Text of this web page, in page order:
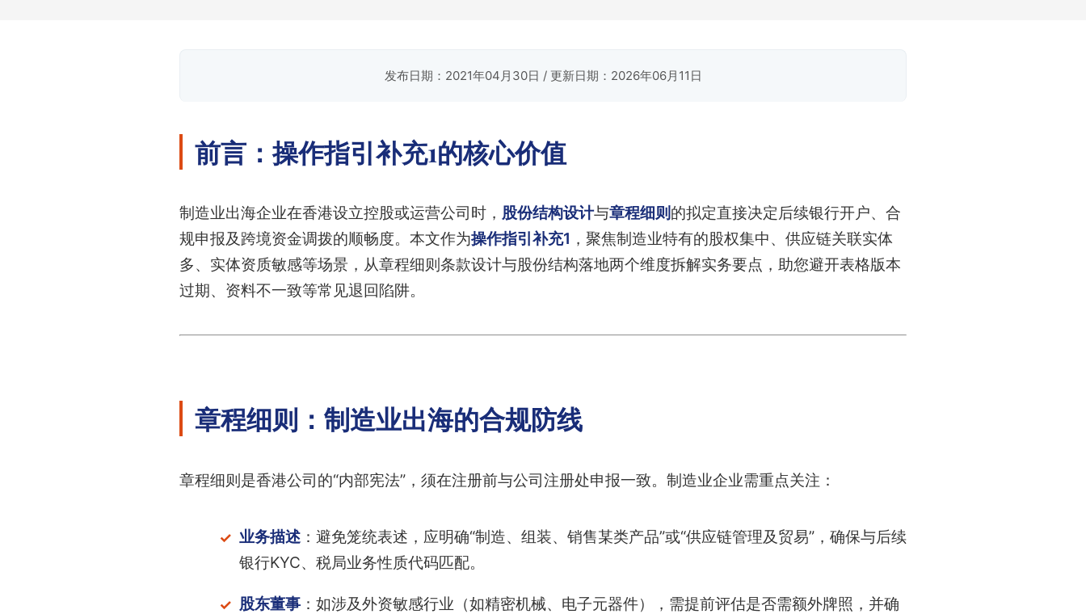
发布日期：2021年04月30日 / 更新日期：2026年06月11日
前言：操作指引补充1的核心价值
制造业出海企业在香港设立控股或运营公司时， 股份结构设计与章程细则 的拟定直接决定后续银行开户、合
规申报及跨境资金调拨的顺畅度。本文作为操作指引补充1 ，聚焦制造业特有的股权集中、供应链关联实体
多、实体资质敏感等场景，从章程细则条款设计与股份结构落地两个维度拆解实务要点，助您避开表格版本
过期、资料不一致等常见退回陷阱。
章程细则：制造业出海的合规防线
章程细则是香港公司的“内部宪法”，须在注册前与公司注册处申报一致。制造业企业需重点关注：
业务描述：避免笼统表述，应明确“制造、组装、销售某类产品”或“供应链管理及贸易”，确保与后续
银行KYC、税局业务性质代码匹配。
股东董事：如涉及外资敏感行业（如精密机械、电子元器件），需提前评估是否需额外牌照，并确